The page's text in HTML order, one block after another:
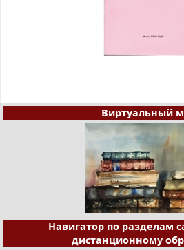
Виртуальный
Навигатор по разделам
дистанционному